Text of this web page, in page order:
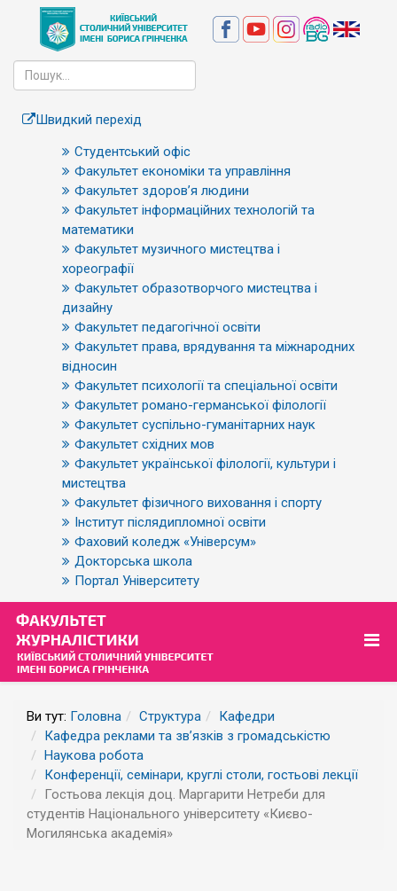
Швидкий перехід
Студентський офіс
Факультет економіки та управління
Факультет здоров’я людини
Факультет інформаційних технологій та
математики
Факультет музичного мистецтва і
хореографії
Факультет образотворчого мистецтва і
дизайну
Факультет педагогічної освіти
Факультет права, врядування та міжнародних
відносин
Факультет психології та спеціальної освіти
Факультет романо-германської філології
Факультет суспільно-гуманітарних наук
Факультет східних мов
Факультет української філології, культури і
мистецтва
Факультет фізичного виховання і спорту
Інститут післядипломної освіти
Фаховий коледж «Універсум»
Докторська школа
Портал Університету
Ви тут: Головна Структура
Кафедри
Кафедра реклами та зв’язків з громадськістю
Наукова робота
Конференції, семінари, круглі столи, гостьові лекції
Гостьова лекція доц. Маргарити Нетреби для
студентів Національного університету «Києво-
Могилянська академія»